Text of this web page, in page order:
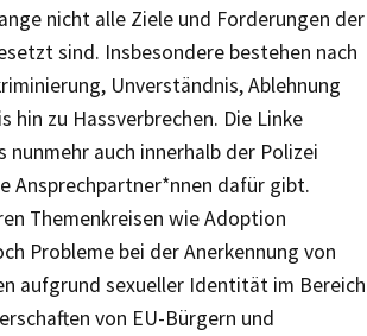
nicht alle Ziele und Forderungen der
sind. Insbesondere bestehen nach
Unverständnis, Ablehnung
hin zu Hassverbrechen. Die Linke
nunmehr auch innerhalb der Polizei
Ansprechpartner*nnen dafür gibt.
Themenkreisen wie Adoption
Probleme bei der Anerkennung von
aufgrund sexueller Identität im Bereich
von EU-Bürgern und